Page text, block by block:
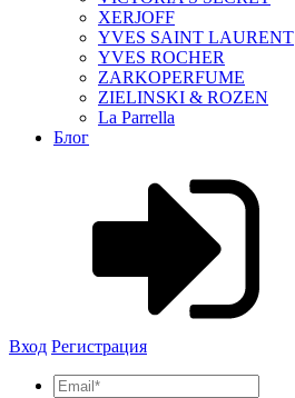
XERJOFF
YVES SAINT LAURENT
YVES ROCHER
ZARKOPERFUME
ZIELINSKI & ROZEN
La Parrella
Блог
Вход Регистрация